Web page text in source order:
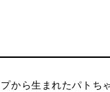
から生まれたパトち